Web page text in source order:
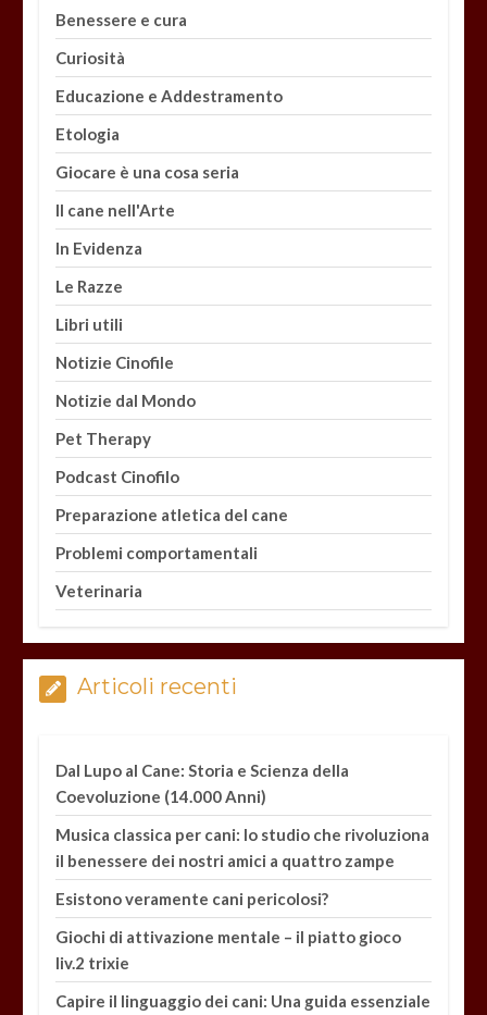
Benessere e cura
Curiosità
Educazione e Addestramento
Etologia
Giocare è una cosa seria
Il cane nell'Arte
In Evidenza
Le Razze
Libri utili
Notizie Cinofile
Notizie dal Mondo
Pet Therapy
Podcast Cinofilo
Preparazione atletica del cane
Problemi comportamentali
Veterinaria
Articoli recenti
Dal Lupo al Cane: Storia e Scienza della
Coevoluzione (14.000 Anni)
Musica classica per cani: lo studio che rivoluziona
il benessere dei nostri amici a quattro zampe
Esistono veramente cani pericolosi?
Giochi di attivazione mentale – il piatto gioco
liv.2 trixie
Capire il linguaggio dei cani: Una guida essenziale